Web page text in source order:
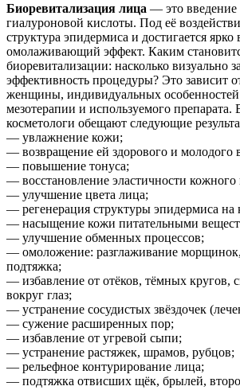
Биоревитализация лица — это
гиалуроновой кислоты. Под её
структура эпидермиса и достигается
омолаживающий эффект. Каким
биоревитализации: насколько визуально
эффективность процедуры? Это зависит
женщины, индивидуальных особенностей
мезотерапии и используемого
косметологи обещают следующие
— увлажнение кожи;
— возвращение ей здорового и молодого
— повышение тонуса;
— восстановление эластичности кожного
— улучшение цвета лица;
— регенерация структуры эпидермиса на
— насыщение кожи питательными
— улучшение обменных процессов;
— омоложение: разглаживание
подтяжка;
— избавление от отёков, тёмных кругов,
вокруг глаз;
— устранение сосудистых звёздочек
— сужение расширенных пор;
— избавление от угревой сыпи;
— устранение растяжек, шрамов, рубцов;
— рельефное контурирование лица;
— подтяжка отвисших щёк, брылей,